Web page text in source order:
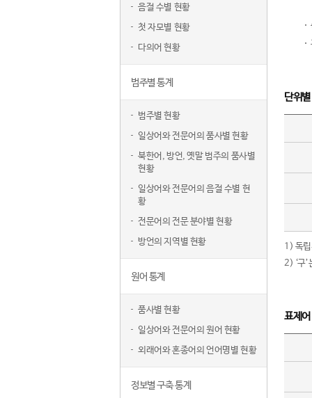
음절 수별 현황
첫 자모별 현황
다의어 현황
범주별 통계
범주별 현황
일상어와 전문어의 품사별 현황
북한어, 방언, 옛말 범주의 품사별
현황
일상어와 전문어의 음절 수별 현
황
전문어의 전문 분야별 현황
방언의 지역별 현황
원어 통계
품사별 현황
일상어와 전문어의 원어 현황
외래어와 혼종어의 언어명별 현황
정보별 구축 통계
단위
1) 독립
2) ‘구
표제